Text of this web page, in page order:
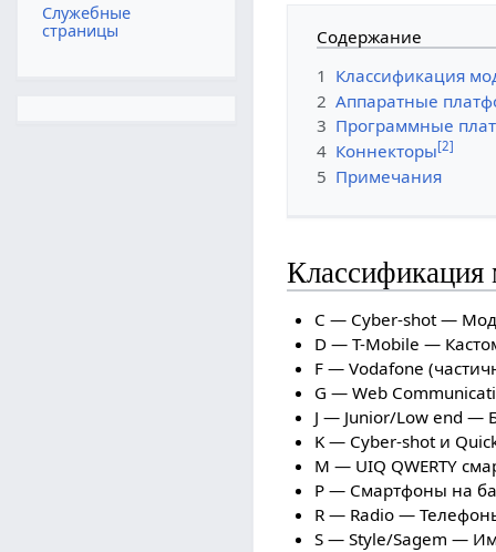
Содержание
1 Классификация
2 Аппаратные
3 Программные
4 Коннекторы[2]
5 Примечания
Классификация
C — Cyber-shot —
D — T-Mobile —
F — Vodafone
G — Web
J — Junior/Low end —
K — Cyber-shot и
M — UIQ QWERTY
P — Смартфоны на
R — Radio —
S — Style/Sagem —
Служебные
страницы